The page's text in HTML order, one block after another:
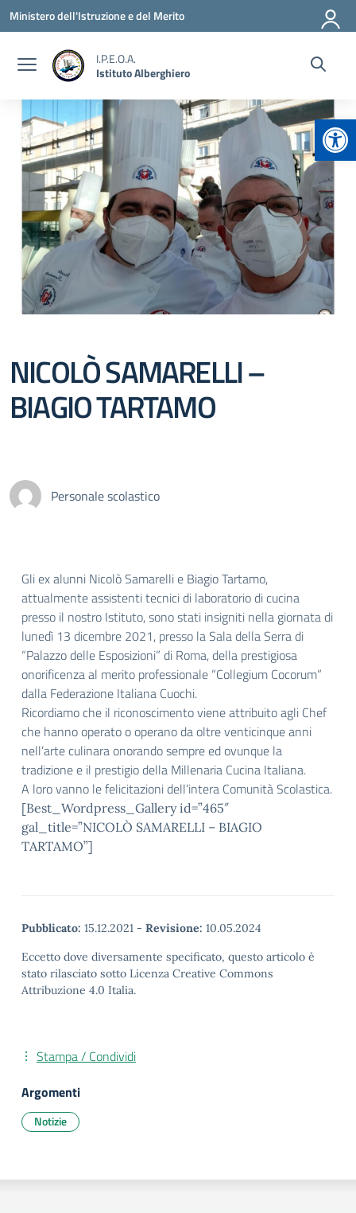
Vai ai contenuti
Vai al menu di navigazione
Vai al footer
Ministero dell'Istruzione e del Merito
I.P.E.O.A.
Istituto Alberghiero
NICOLÒ SAMARELLI –
BIAGIO TARTAMO
Personale scolastico
Gli ex alunni Nicolò Samarelli e Biagio Tartamo,
attualmente assistenti tecnici di laboratorio di cucina
presso il nostro Istituto, sono stati insigniti nella giornata di
lunedì 13 dicembre 2021, presso la Sala della Serra di
“Palazzo delle Esposizioni” di Roma, della prestigiosa
onorificenza al merito professionale “Collegium Cocorum”
dalla Federazione Italiana Cuochi.
Ricordiamo che il riconoscimento viene attribuito agli Chef
che hanno operato o operano da oltre venticinque anni
nell’arte culinara onorando sempre ed ovunque la
tradizione e il prestigio della Millenaria Cucina Italiana.
A loro vanno le felicitazioni dell’intera Comunità Scolastica.
[Best_Wordpress_Gallery id=”465″
gal_title=”NICOLÒ SAMARELLI – BIAGIO
TARTAMO”]
Pubblicato: 15.12.2021 - Revisione: 10.05.2024
Eccetto dove diversamente specificato, questo articolo è
stato rilasciato sotto Licenza Creative Commons
Attribuzione 4.0 Italia.
Stampa / Condividi
Argomenti
Notizie